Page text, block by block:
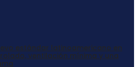
estándar latinoamericano en
ventilación mínima y una